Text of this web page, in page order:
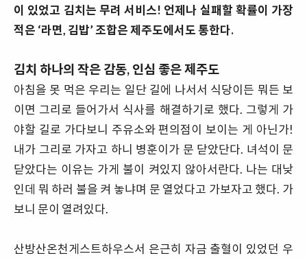
이 있었고 김치는 무려 서비스! 언제나 실패할 확률이 가장
적은 ‘라면, 김밥’ 조합은 제주도에서도 통한다.
김치 하나의 작은 감동, 인심 좋은 제주도
아침을 못 먹은 우리는 일단 길에 나서서 식당이든 뭐든 보
이면 그리로 들어가서 식사를 해결하기로 했다. 그렇게 가
야할 길로 가다보니 주유소와 편의점이 보이는 게 아닌가!
내가 그리로 가자고 하니 병훈이가 문 닫았단다. 녀석이 문
닫았다는 이유는 가게 불이 켜있지 않아서란다. 나는 대낮
인데 뭐 하러 불을 켜 놓냐며 문 열었다고 가보자고 했다. 가
보니 문이 열려있다.
산방산온천게스트하우스서 은근히 자금 출혈이 있었던 우